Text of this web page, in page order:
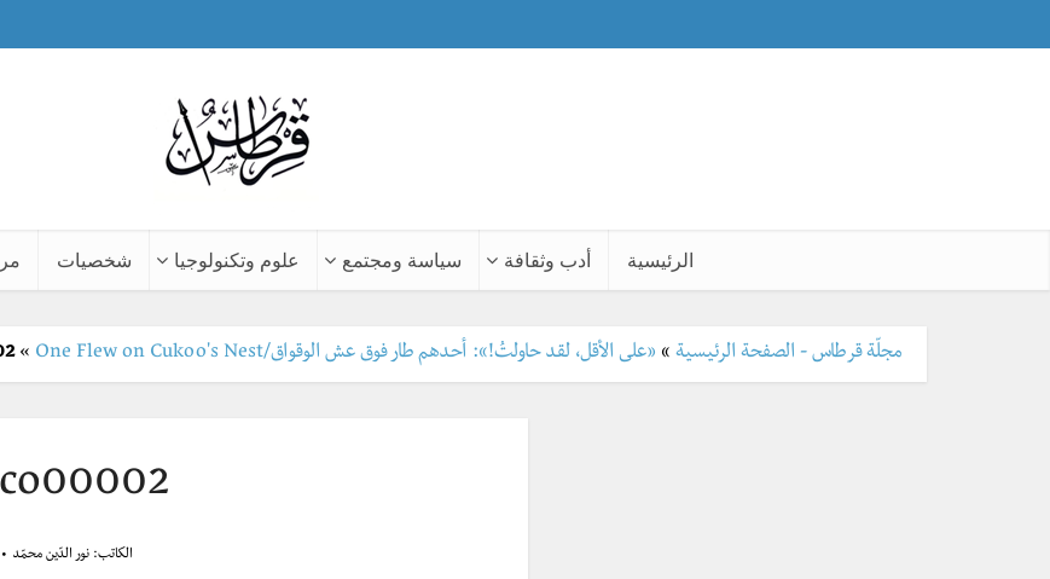
الرئيسية أدب وثقافة سياسة ومجتمع علوم وتكنولوجيا شخصيات
مجلّة قرطاس - الصفحة الرئيسية » «على الأقل، لقد حاولتُ!»: أحدهم طار فوق عش الوقواق/One Flew on Cukoo's Nest »
الكاتب: نور الدّين محمّد